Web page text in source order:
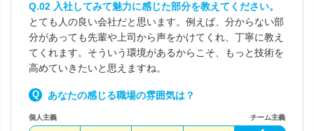
Q.02 入社してみて魅力に感じた部分を教えてください。
とても人の良い会社だと思います。例えば、分からない部
分があっても先輩や上司から声をかけてくれ、丁寧に教え
てくれます。そういう環境があるからこそ、もっと技術を
高めていきたいと思えますね。
あなたの感じる職場の雰囲気は？
個人主義 チーム主義